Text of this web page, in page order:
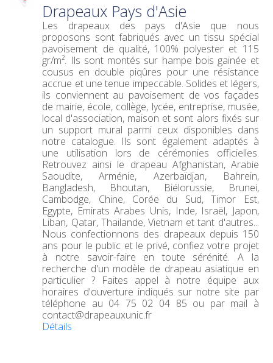
Drapeaux Pays d'Asie
Les drapeaux des pays d'Asie que nous
proposons sont fabriqués avec un tissu spécial
pavoisement de qualité, 100% polyester et 115
gr/m². Ils sont montés sur hampe bois gainée et
cousus en double piqûres pour une résistance
accrue et une tenue impeccable. Solides et légers,
ils conviennent au pavoisement de vos façades
de mairie, école, collège, lycée, entreprise, musée,
local d'association, maison et sont alors fixés sur
un support mural parmi ceux disponibles dans
notre catalogue. Ils sont également adaptés à
une utilisation lors de cérémonies officielles.
Retrouvez ainsi le drapeau Afghanistan, Arabie
Saoudite, Arménie, Azerbaïdjan, Bahrein,
Bangladesh, Bhoutan, Biélorussie, Brunei,
Cambodge, Chine, Corée du Sud, Timor Est,
Egypte, Emirats Arabes Unis, Inde, Israël, Japon,
Liban, Qatar, Thailande, Vietnam et tant d'autres...
Nous confectionnons des drapeaux depuis 150
ans pour le public et le privé, confiez votre projet
à notre savoir-faire en toute sérénité. A la
recherche d'un modèle de drapeau asiatique en
particulier ? Faites appel à notre équipe aux
horaires d'ouverture indiqués sur notre site par
téléphone au 04 75 02 04 85 ou par mail à
contact@drapeauxunic.fr
Détails